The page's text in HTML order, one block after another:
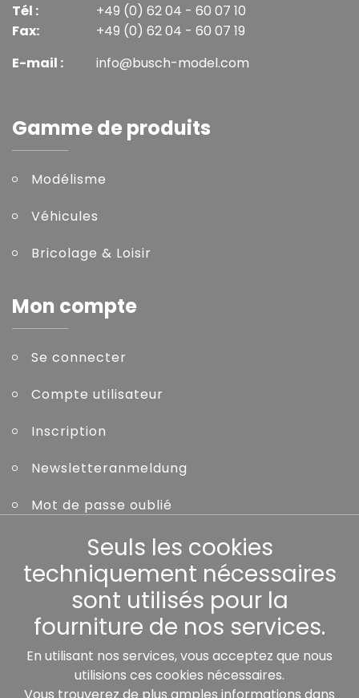
Tél :
Fax:
+49 (0) 62 04 - 60 07 10
+49 (0) 62 04 - 60 07 19
E-mail :
info@busch-model.com
Gamme de produits
Modélisme
Véhicules
Bricolage & Loisir
Mon compte
Se connecter
Compte utilisateur
Inscription
Newsletteranmeldung
Mot de passe oublié
Nos partenaires:
Seuls les cookies
techniquement nécessaires
sont utilisés pour la
fourniture de nos services.
En utilisant nos services, vous acceptez que nous
utilisions ces cookies nécessaires.